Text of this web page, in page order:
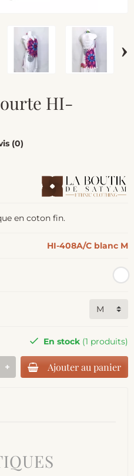
›
HI-
(0)
en coton fin.
HI-408A/C blanc M
En stock (1 produits)
Ajouter au panier